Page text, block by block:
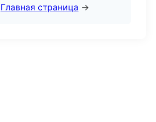
Главная страница →